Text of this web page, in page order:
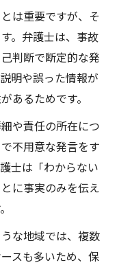
は重要ですが、そ
。弁護士は、事故
判断で断定的な発
明や誤った情報が
あるためです。
や責任の所在につ
不用意な発言をす
士は「わからない
に事実のみを伝え
な地域では、複数
スも多いため、保